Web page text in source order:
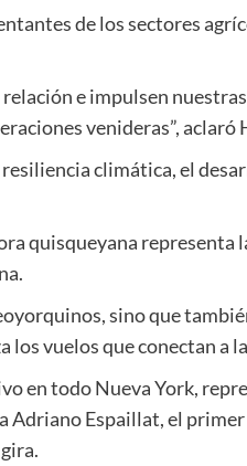
de los sectores
e impulsen
venideras”, aclaró
climática, el
quisqueyana
sino que
vuelos que conectan a
en todo Nueva York,
Espaillat, el